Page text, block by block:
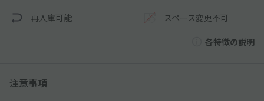
再入庫可能 スペース変更不可
各特徴の説明
注意事項